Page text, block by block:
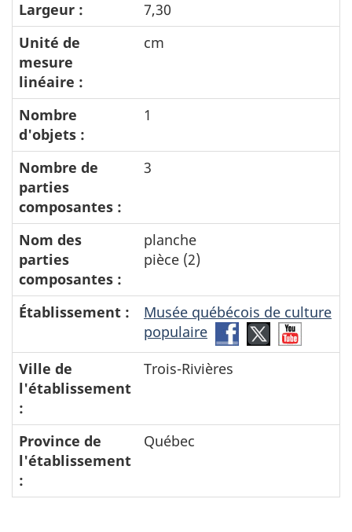
Largeur :
7,30
Unité de
mesure
linéaire :
cm
Nombre
d'objets :
1
Nombre de
parties
composantes :
3
Nom des
parties
composantes :
planche
pièce (2)
Établissement :
Musée québécois de culture
populaire
Facebook-
Musée
populaire
Twitter-
Musée
populaire
Musée
Ville de
l'établissement
:
Trois-Rivières
Province de
l'établissement
:
Québec